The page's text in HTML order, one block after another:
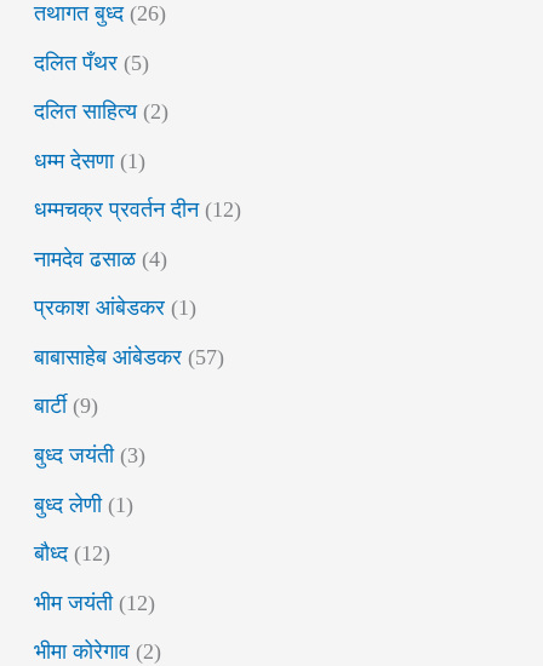
तथागत बुध्द(26)
दलित पँथर (5)
दलित साहित्य(2)
धम्म देसणा(1)
धम्मचक्र प्रवर्तन दीन(12)
नामदेव ढसाळ (4)
प्रकाश आंबेडकर (1)
बाबासाहेब आंबेडकर (57)
बार्टी(9)
बुध्द जयंती(3)
बुध्द लेणी(1)
बौध्द(12)
भीम जयंती(12)
भीमा कोरेगाव (2)